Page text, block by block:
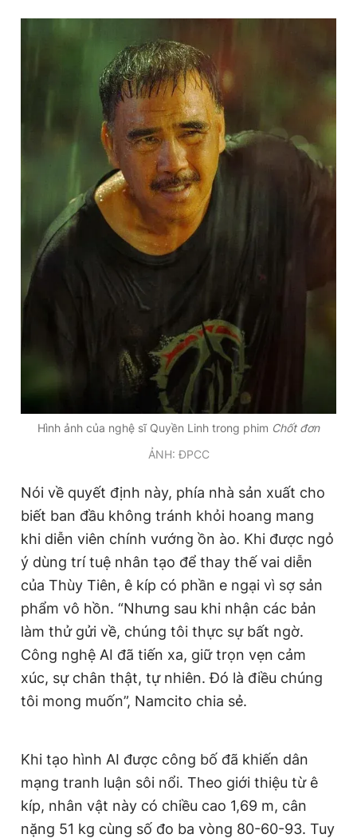
Hình ảnh của nghệ sĩ Quyền Linh trong phim Chốt đơn
ẢNH: ĐPCC
Nói về quyết định này, phía nhà sản xuất cho
biết ban đầu không tránh khỏi hoang mang
khi diễn viên chính vướng ồn ào. Khi được ngỏ
ý dùng trí tuệ nhân tạo để thay thế vai diễn
của Thùy Tiên, ê kíp có phần e ngại vì sợ sản
phẩm vô hồn. “Nhưng sau khi nhận các bản
làm thử gửi về, chúng tôi thực sự bất ngờ.
Công nghệ AI đã tiến xa, giữ trọn vẹn cảm
xúc, sự chân thật, tự nhiên. Đó là điều chúng
tôi mong muốn”, Namcito chia sẻ.
Khi tạo hình AI được công bố đã khiến dân
mạng tranh luận sôi nổi. Theo giới thiệu từ ê
kíp, nhân vật này có chiều cao 1,69 m, cân
nặng 51 kg cùng số đo ba vòng 80-60-93. Tuy